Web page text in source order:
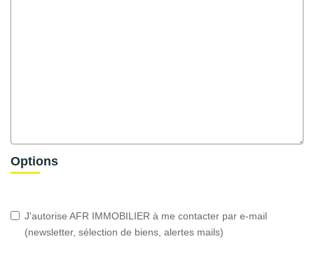
Options
J'autorise AFR IMMOBILIER à me contacter par e-mail
(newsletter, sélection de biens, alertes mails)